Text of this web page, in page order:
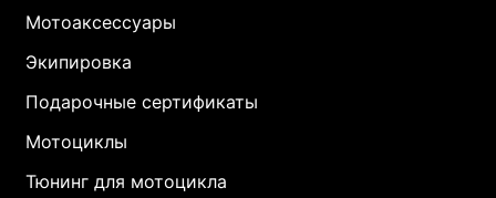
Мотоаксессуары
Экипировка
Подарочные сертификаты
Мотоциклы
Тюнинг для мотоцикла